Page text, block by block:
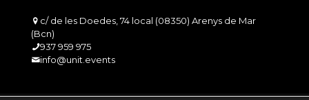
c/ de les Doedes, 74 local (08350) Arenys de Mar
(Bcn)
937 959 975
info@unit.events